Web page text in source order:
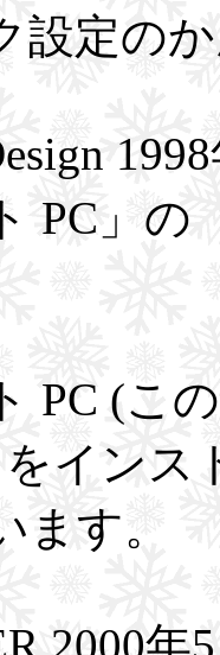
設定の
PC」の
PC (こ
をイン
ます。